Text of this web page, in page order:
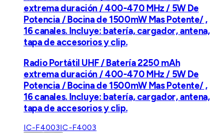
extrema duración / 400-470 MHz / 5W De
Potencia / Bocina de 1500mW Mas Potente/ ,
16 canales. Incluye: batería, cargador, antena,
tapa de accesorios y clip.
Radio Portátil UHF / Batería 2250 mAh
extrema duración / 400-470 MHz / 5W De
Potencia / Bocina de 1500mW Mas Potente/ ,
16 canales. Incluye: batería, cargador, antena,
tapa de accesorios y clip.
IC-F4003IC-F4003